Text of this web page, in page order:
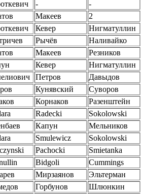
- -
Макеев 2
Кевер Нигматуллин
Рычёв Наливайко
Макеев Резников
Кевер Нигматуллин
Петров Давыдов
Кунявский Суворов
Корнаков Разенштейн
Radecki Sokolowski
Капун Мельников
Smulewicz Sokolowski
Pachocki Smietanka
Bidgoli Cummings
Мирзаянов Эльтерман
Горбунов Шлюнкин